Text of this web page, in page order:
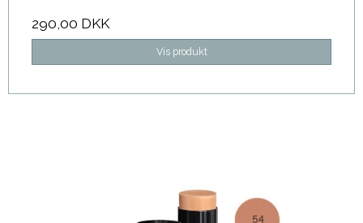
290,00 DKK
Vis produkt